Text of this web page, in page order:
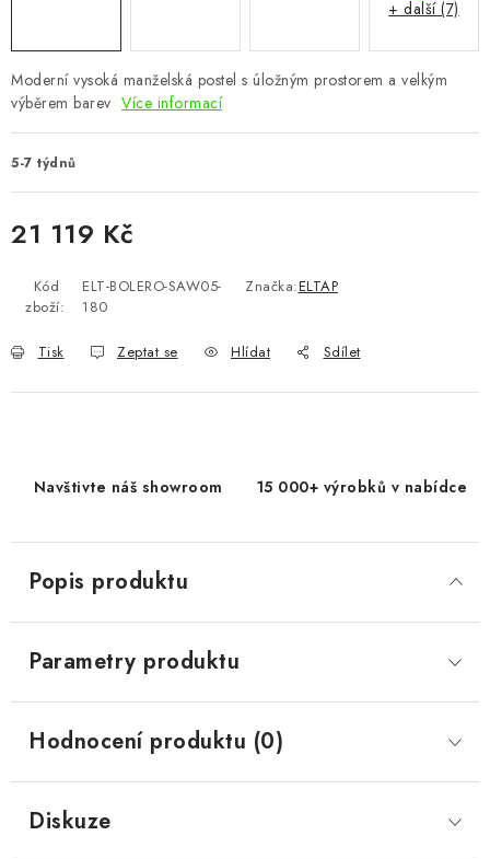
Vše o nákupu Info
Reklamace a odstoupení od smlouvy
Kontakty
Bonusový program NBM+
Moderní vysoká manželská postel s úložným prostorem a velkým
výběrem barev Více informací
5-7 týdnů
21 119 Kč
Kód
zboží:
ELT-BOLERO-SAW05-
180
Značka:ELTAP
Tisk Zeptat se Hlídat Sdílet
+ další (7)
Navštivte náš showroom 15 000+ výrobků v nabídce
Popis produktu
Parametry produktu
Hodnocení produktu (0)
Diskuze